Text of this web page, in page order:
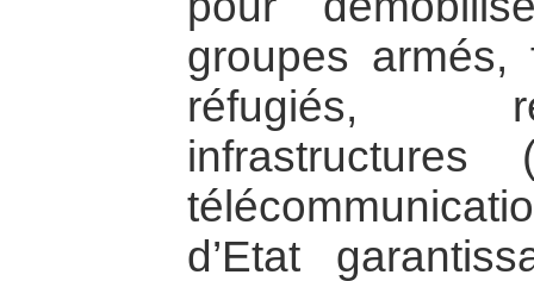
groupes
réfugiés,
infrastructures
d’Etat